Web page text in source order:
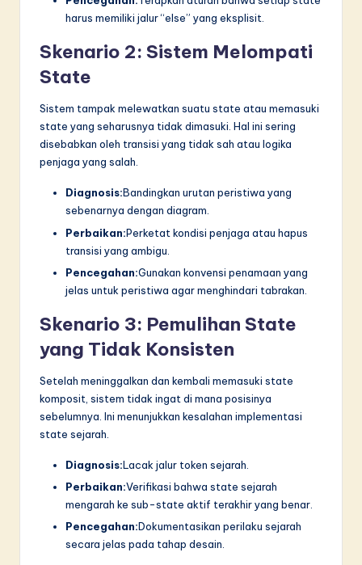
harus memiliki jalur “else” yang eksplisit.
Skenario 2: Sistem Melompati
State
Sistem tampak melewatkan suatu state atau memasuki
state yang seharusnya tidak dimasuki. Hal ini sering
disebabkan oleh transisi yang tidak sah atau logika
penjaga yang salah.
Diagnosis:Bandingkan urutan peristiwa yang
sebenarnya dengan diagram.
Perbaikan:Perketat kondisi penjaga atau hapus
transisi yang ambigu.
Pencegahan:Gunakan konvensi penamaan yang
jelas untuk peristiwa agar menghindari tabrakan.
Skenario 3: Pemulihan State
yang Tidak Konsisten
Setelah meninggalkan dan kembali memasuki state
komposit, sistem tidak ingat di mana posisinya
sebelumnya. Ini menunjukkan kesalahan implementasi
state sejarah.
Diagnosis:Lacak jalur token sejarah.
Perbaikan:Verifikasi bahwa state sejarah
mengarah ke sub-state aktif terakhir yang benar.
Pencegahan:Dokumentasikan perilaku sejarah
secara jelas pada tahap desain.